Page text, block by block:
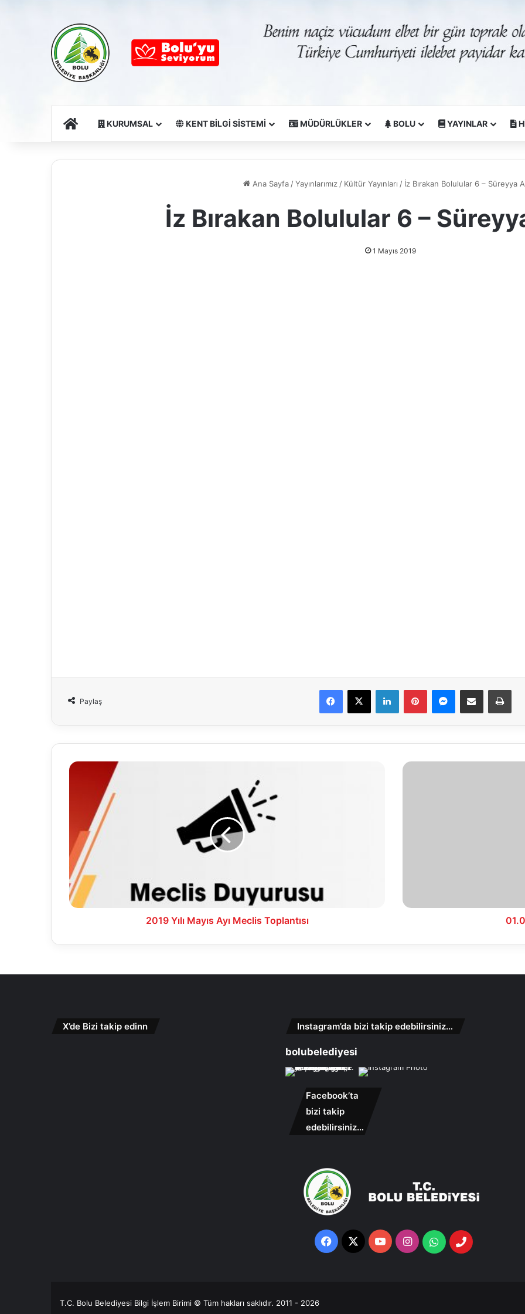
Ana SayfaKURUMSAL KENT BİLGİ SİSTEMİ MÜDÜRLÜKLER BOLU YAYINLAR
Ana Sayfa / Yayınlarımız / Kültür Yayınları / İz Bırakan Bolulular 6 – Süreyya
İz Bırakan Bolulular 6 –
1 Mayıs 2019
Paylaş
Facebook
X LinkedInPinterestMessenger
E-Mail ile paylaş
2019
Toplantısı
2019 Yılı Mayıs Ayı Meclis Toplantısı
01.02.2019
X’de Bizi takip edinn Instagram’da bizi takip edebilirsiniz…
bolubelediyesi
Facebook’ta
bizi takip
edebilirsiniz…
Facebook
X YouTubeInstagramWhatsappTelefon
T.C. Bolu Belediyesi Bilgi İşlem Birimi © Tüm hakları saklıdır. 2011 - 2026